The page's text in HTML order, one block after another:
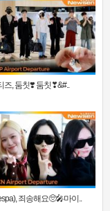
즈, 둠칫❣️ 둠칫❣&#..
죄송해요🥺🎤마이..